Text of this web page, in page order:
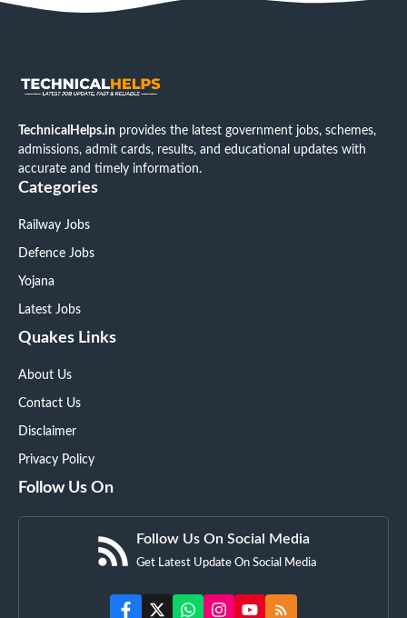
TechnicalHelps.in provides the latest government jobs, schemes,
admissions, admit cards, results, and educational updates with
accurate and timely information.
Categories
Railway Jobs
Defence Jobs
Yojana
Latest Jobs
Quakes Links
About Us
Contact Us
Disclaimer
Privacy Policy
Follow Us On
Follow Us On Social Media
Get Latest Update On Social Media